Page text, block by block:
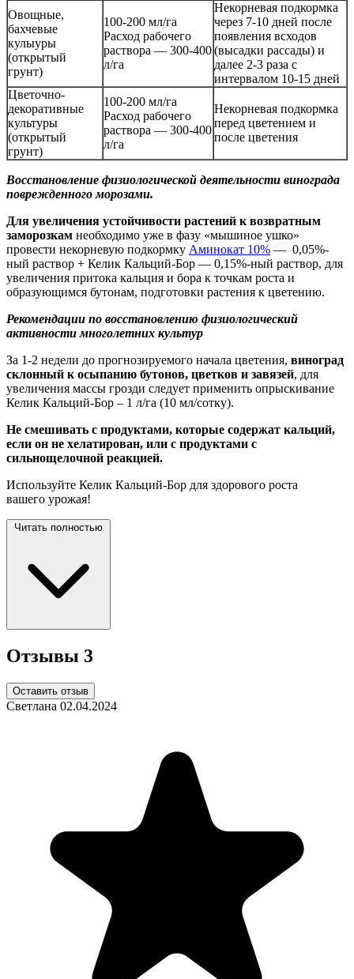
Овощные,
бахчевые
кулыуры
(открытый
грунт)
100-200 мл/га
Расход рабочего
раствора — 300-400
л/га
Некорневая подкормка
через 7-10 дней после
появления всходов
(высадки рассады) и
далее 2-3 раза с
интервалом 10-15 дней
Цветочно-
декоративные
культуры
(открытый
грунт)
100-200 мл/га
Расход рабочего
раствора — 300-400
л/га
Некорневая подкормка
перед цветением и
после цветения
Восстановление физиологической деятельности винограда
поврежденного морозами.
Для увеличения устойчивости растений к возвратным
заморозкам необходимо уже в фазу «мышиное ушко»
провести некорневую подкормку Аминокат 10% — 0,05%-
ный раствор + Келик Кальций-Бор — 0,15%-ный раствор, для
увеличения притока кальция и бора к точкам роста и
образующимся бутонам, подготовки растения к цветению.
Рекомендации по восстановлению физиологический
активности многолетних культур
За 1-2 недели до прогнозируемого начала цветения, виноград
склонный к осыпанию бутонов, цветков и завязей, для
увеличения массы грозди следует применить опрыскивание
Келик Кальций-Бор – 1 л/га (10 мл/сотку).
Не смешивать с продуктами, которые содержат кальций,
если он не хелатирован, или с продуктами с
сильнощелочной реакцией.
Используйте Келик Кальций-Бор для здорового роста
вашего урожая!
Читать полностью
Отзывы 3
Оставить отзыв
Светлана 02.04.2024